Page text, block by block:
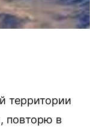
территории
повторю в